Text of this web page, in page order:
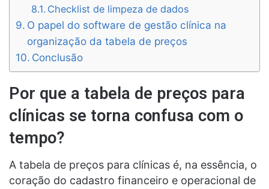
Checklist de limpeza de dados
O papel do software de gestão clínica na
organização da tabela de preços
Conclusão
Por que a tabela de preços para
clínicas se torna confusa com o
tempo?
A tabela de preços para clínicas é, na essência, o
coração do cadastro financeiro e operacional de